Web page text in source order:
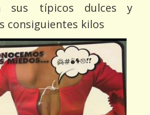
sus típicos dulces y
consiguientes kilos